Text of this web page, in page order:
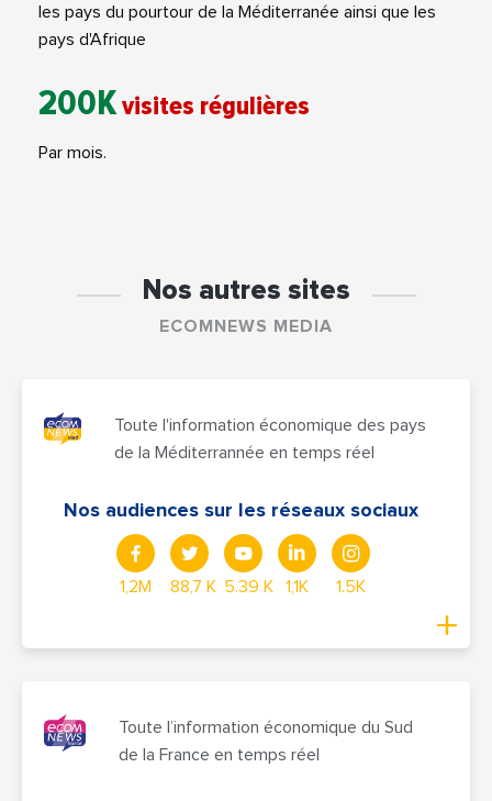
les pays du pourtour de la Méditerranée ainsi que les
pays d'Afrique
200Kvisites régulières
Par mois.
Nos autres sites
ECOMNEWS MEDIA
Toute l'information économique des pays
de la Méditerrannée en temps réel
Nos audiences sur les réseaux sociaux
1,2M 88,7 K 5.39 K 1,1K 1.5K
Toute l’information économique du Sud
de la France en temps réel